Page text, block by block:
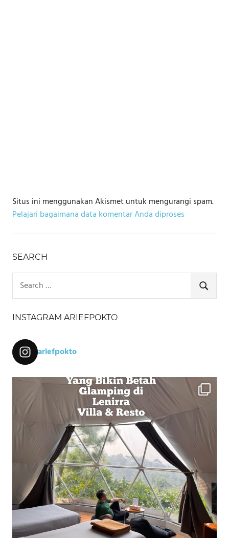
Situs ini menggunakan Akismet untuk mengurangi spam.
Pelajari bagaimana data komentar Anda diproses
SEARCH
for:
SEARCH
INSTAGRAM ARIEFPOKTO
ariefpokto